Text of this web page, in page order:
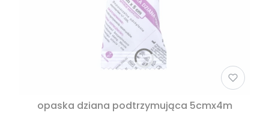
opaska dziana podtrzymująca 5cmx4m